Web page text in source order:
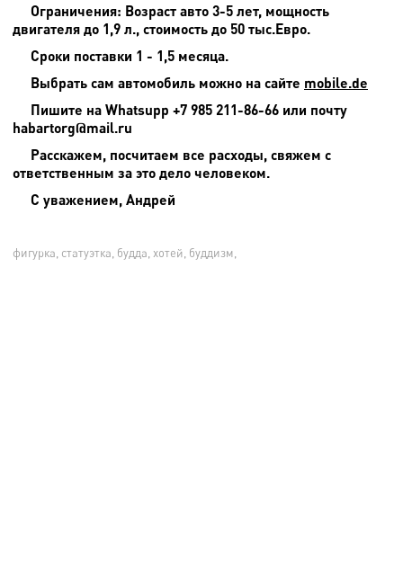
Ограничения: Возраст авто 3-5 лет, мощность
двигателя до 1,9 л., стоимость до 50 тыс.Евро.
Сроки поставки 1 - 1,5 месяца.
Выбрать сам автомобиль можно на сайте mobile.de
Пишите на Whatsupp +7 985 211-86-66 или почту
habartorg@mail.ru
Расскажем, посчитаем все расходы, свяжем с
ответственным за это дело человеком.
С уважением, Андрей
фигурка, статуэтка, будда, хотей, буддизм,